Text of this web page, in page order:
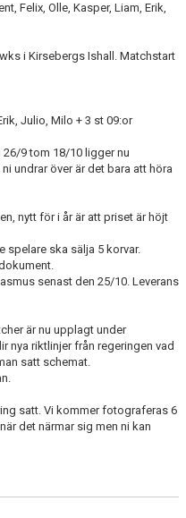
Felix, Olle, Kasper, Liam, Erik,
i Kirsebergs Ishall. Matchstart
Julio, Milo + 3 st 09:or
9 tom 18/10 ligger nu
undrar över är det bara att höra
nytt för i år är att priset är höjt
spelare ska sälja 5 korvar.
senast den 25/10. Leverans
är nu upplagt under
nya riktlinjer från regeringen vad
satt schemat.
satt. Vi kommer fotograferas 6
det närmar sig men ni kan